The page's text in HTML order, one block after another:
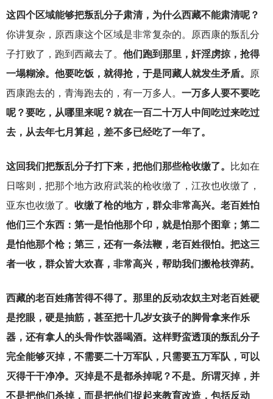
这四个区域能够把叛乱分子肃清，为什么西藏不能肃清呢？
你讲复杂，原西康这个区域是非常复杂的。原西康的叛乱分
子打败了，跑到西藏去了。 他们跑到那里，奸淫虏掠，抢得
一塌糊涂。他要吃饭，就得抢，于是同藏人就发生矛盾。
原
西康跑去的，青海跑去的，有一万多人。 一万多人要不要吃
呢？要吃，从哪里来呢？就在一百二十万人中间吃过来吃过
去，从去年七月算起，差不多已经吃了一年了。
这回我们把叛乱分子打下来，把他们那些枪收缴了。
比如在
日喀则，把那个地方政府武装的枪收缴了，江孜也收缴了，
亚东也收缴了。 收缴了枪的地方，群众非常高兴。老百姓怕
他们三个东西：第一是怕他那个印，就是怕那个图章；第二
是怕他那个枪；第三，还有一条法鞭，老百姓很怕。把这三
者一收，群众皆大欢喜，非常高兴，帮助我们搬枪枝弹药。
西藏的老百姓痛苦得不得了。那里的反动农奴主对老百姓硬
是挖眼，硬是抽筋，甚至把十几岁女孩子的脚骨拿来作乐
器，还有拿人的头骨作饮器喝酒。这样野蛮透顶的叛乱分子
完全能够灭掉，不需要二十万军队，只需要五万军队，可以
灭得干干净净。灭掉是不是都杀掉呢？不是。所谓灭掉，并
不是把他们杀掉，而是把他们捉起来教育改造，包括反动